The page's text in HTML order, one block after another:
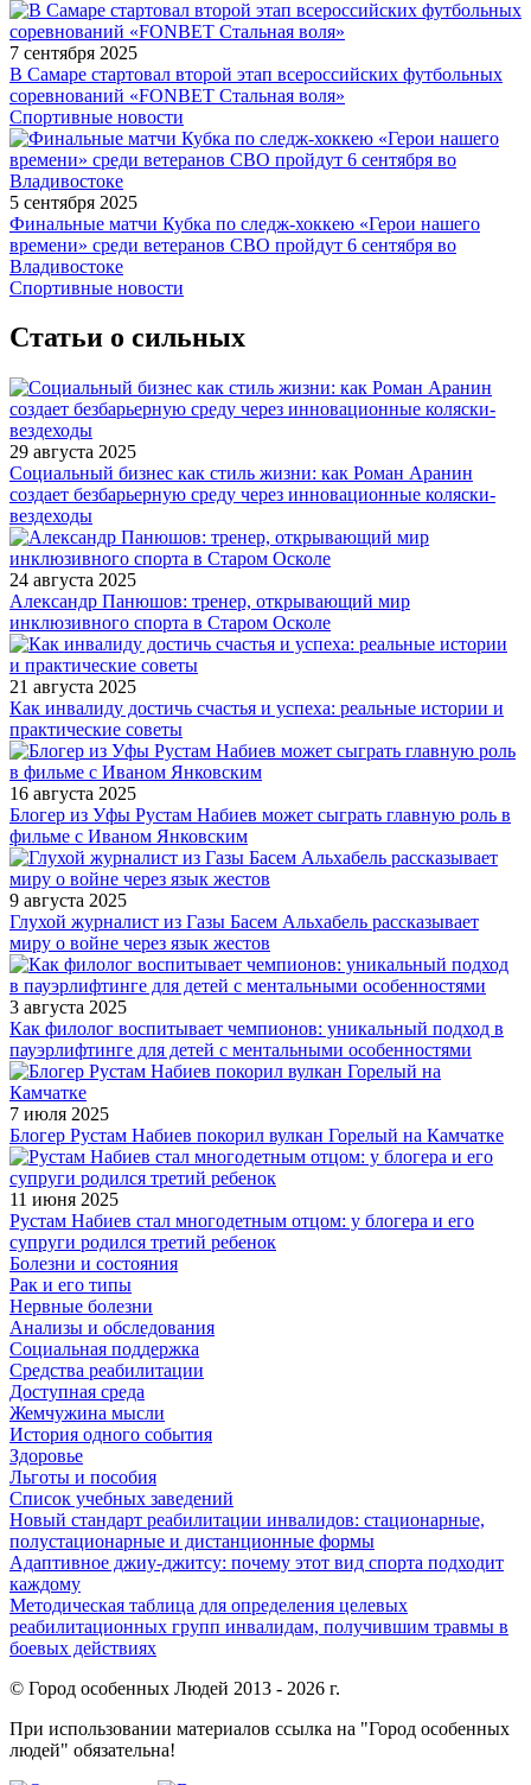
7 сентября 2025
В Самаре стартовал второй этап всероссийских футбольных
соревнований «FONBET Стальная воля»
Спортивные новости
5 сентября 2025
Финальные матчи Кубка по следж-хоккею «Герои нашего
времени» среди ветеранов СВО пройдут 6 сентября во
Владивостоке
Спортивные новости
Статьи о сильных
29 августа 2025
Социальный бизнес как стиль жизни: как Роман Аранин
создает безбарьерную среду через инновационные коляски-
вездеходы
24 августа 2025
Александр Панюшов: тренер, открывающий мир
инклюзивного спорта в Старом Осколе
21 августа 2025
Как инвалиду достичь счастья и успеха: реальные истории и
практические советы
16 августа 2025
Блогер из Уфы Рустам Набиев может сыграть главную роль в
фильме с Иваном Янковским
9 августа 2025
Глухой журналист из Газы Басем Альхабель рассказывает
миру о войне через язык жестов
3 августа 2025
Как филолог воспитывает чемпионов: уникальный подход в
пауэрлифтинге для детей с ментальными особенностями
7 июля 2025
Блогер Рустам Набиев покорил вулкан Горелый на Камчатке
11 июня 2025
Рустам Набиев стал многодетным отцом: у блогера и его
супруги родился третий ребенок
Болезни и состояния
Рак и его типы
Нервные болезни
Анализы и обследования
Социальная поддержка
Средства реабилитации
Доступная среда
Жемчужина мысли
История одного события
Здоровье
Льготы и пособия
Список учебных заведений
Новый стандарт реабилитации инвалидов: стационарные,
полустационарные и дистанционные формы
Адаптивное джиу-джитсу: почему этот вид спорта подходит
каждому
Методическая таблица для определения целевых
реабилитационных групп инвалидам, получившим травмы в
боевых действиях
© Город особенных Людей 2013 - 2026 г.
При использовании материалов ссылка на "Город особенных
людей" обязательна!